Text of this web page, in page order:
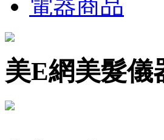
電器商品
美E網美髮儀